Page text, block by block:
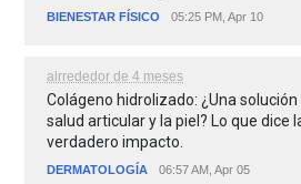
BIENESTAR FÍSICO 05:25 PM, Apr 10
alrrededor de 4 meses
Colágeno hidrolizado: ¿Una
salud articular y la piel? Lo que dice
verdadero impacto.
DERMATOLOGÍA 06:57 AM, Apr 05